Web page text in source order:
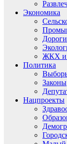
Экономика
ЖКХ и
Политика
Законы
Нацпроекты